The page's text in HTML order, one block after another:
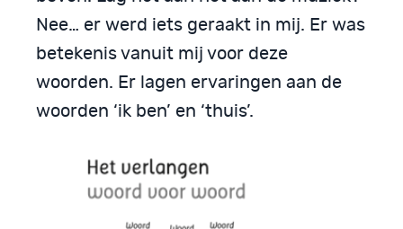
Nee… er werd iets geraakt in mij. Er was
betekenis vanuit mij voor deze
woorden. Er lagen ervaringen aan de
woorden ‘ik ben’ en ‘thuis’.